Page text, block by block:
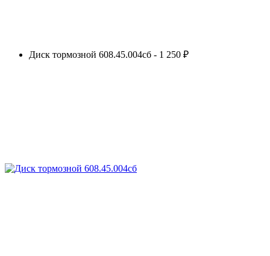
Диск тормозной 608.45.004сб - 1 250 ₽